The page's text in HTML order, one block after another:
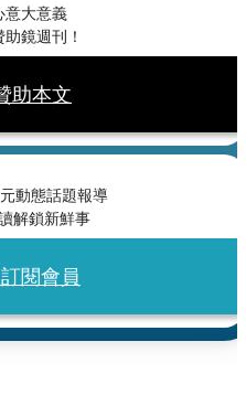
意大意義
鏡週刊！
助本文
元動態話題報導
解鎖新鮮事
閱會員